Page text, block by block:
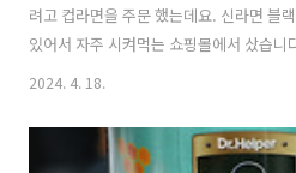
려고 컵라면을 주문 했는데요. 신라면 블
있어서 자주 시켜먹는 쇼핑몰에서 샀습
는게 좋긴 한데요. 밤늦게 일을 하다보면
단하게 먹을 수 있어서 괜찮은 것 같습니
었는데, 요즘은 나이가 들어서인지 너무
2024. 4. 18.